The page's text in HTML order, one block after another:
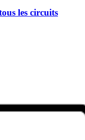
les circuits